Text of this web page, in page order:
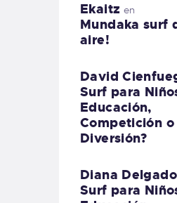
Ekaitz en
Mundaka surf
aire!
David
Surf para
Educación,
Competición o
Diversión?
Diana Delgado
Surf para